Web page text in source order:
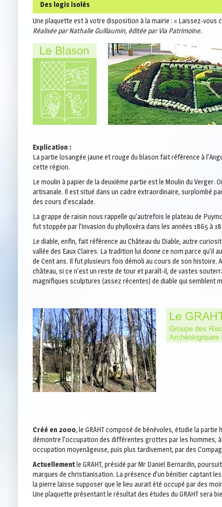
spécialisé dans l’exploitation de la pierre. Il s’est développé au
Petit cours d’eau très étroit et moyennement profond, il se
biefs. Les falaises de calcaire en font un haut lieu pour
Des logis isolés
Deux logis significatifs peuvent être observés :
– leChâteau de Clairgon, situé en contrebas de la route de
– et lelogis de Peusec , situé près du nouveau rond-Point de
Une plaquette est à votre disposition à la mairie : « Laissez-vous
Réalisée par Nathalie Guillaumin, éditée par Via Patrimoine.
Explication :
La partie losangée jaune et rouge du blason fait référence à
cette région.
Le moulin à papier de la deuxième partie est le Moulin du Verger.
artisanale. Il est situé dans un cadre extraordinaire, surplombé
des cours d’escalade.
La grappe de raisin nous rappelle qu’autrefois le plateau de
fut stoppée par l’invasion du phylloxéra dans les années 1865 à
Le diable, enfin, fait référence au Château du Diable, autre
vallée des Eaux Claires. La tradition lui donne ce nom parce qu’il
de Cent ans. Il fut plusieurs fois démoli au cours de son histoire.
château, si ce n’est un reste de tour et paraît-il, de vastes
magnifiques sculptures (assez récentes) de diable qui semblent
Créé en 2000, le GRAHT composé de bénévoles, étudie la
démontre l’occupation des différentes grottes par les hommes,
occupation moyenâgeuse, puis plus tardivement, par des
Actuellementle GRAHT, présidé par Mr Daniel Bernardin,
marques de christianisation. La présence d’un bénitier captant
la pierre laisse supposer que le lieu aurait été occupé par des
Une plaquette présentant le résultat des études du GRAHT sera